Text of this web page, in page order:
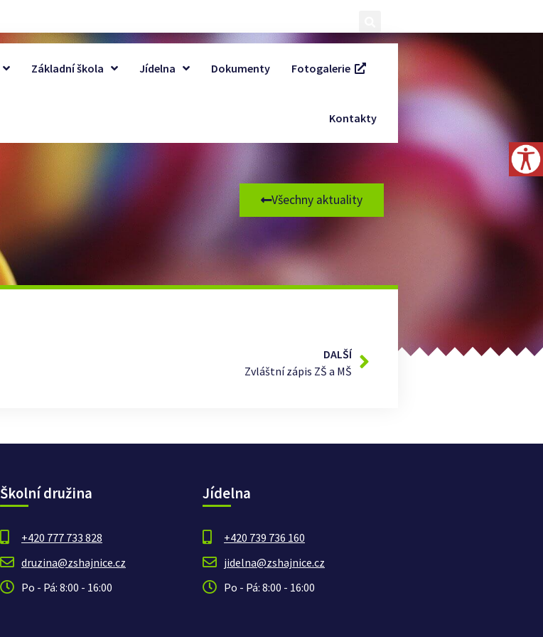
Základní škola Jídelna Dokumenty Fotogalerie
Kontakty
Všechny aktuality
DALŠÍ
Zvláštní zápis ZŠ a MŠ
Školní družina
+420 777 733 828
druzina@zshajnice.cz
Po - Pá: 8:00 - 16:00
Jídelna
+420 739 736 160
jidelna@zshajnice.cz
Po - Pá: 8:00 - 16:00